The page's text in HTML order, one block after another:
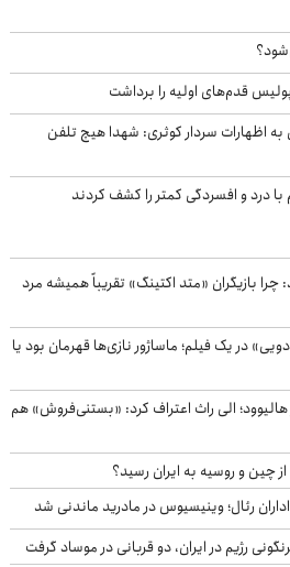
قدم‌های اولیه را برداشت
به اظهارات سردار کوثری: شهدا هیچ تلفن
درد و افسردگی کمتر را کشف کردند
بازیگران «متد اکتینگ» تقریباً همیشه مرد
در یک فیلم؛ ماساژور نازی‌ها قهرمان بود یا
الی راث اعتراف کرد: «بستنی‌فروش» هم
چین و روسیه به ایران رسید؟
رئال؛ وینیسیوس در مادرید ماندنی شد
رژیم در ایران، دو قربانی در موساد گرفت